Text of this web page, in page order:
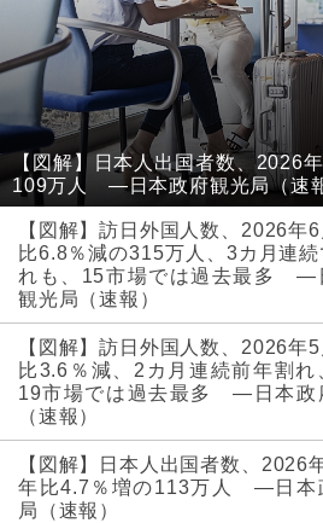
【図解】日本人出国者数、2026
109万人 ―日本政府観光局（速
【図解】訪日外国人数、2026年
比6.8％減の315万人、3カ月連続
れも、15市場では過去最多 ―
観光局（速報）
【図解】訪日外国人数、2026年
比3.6％減、2カ月連続前年割れ
19市場では過去最多 ―日本政
（速報）
【図解】日本人出国者数、2026
年比4.7％増の113万人 ―日本
局（速報）